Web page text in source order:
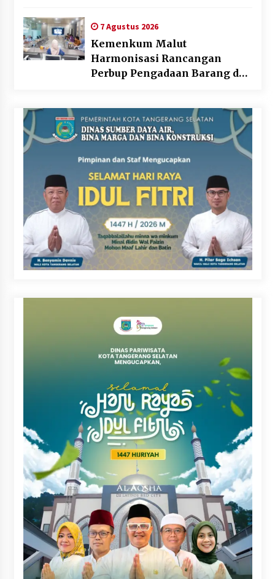
Daerah
7 Agustus 2026
Kemenkum Malut
Harmonisasi Rancangan
Perbup Pengadaan Barang dan